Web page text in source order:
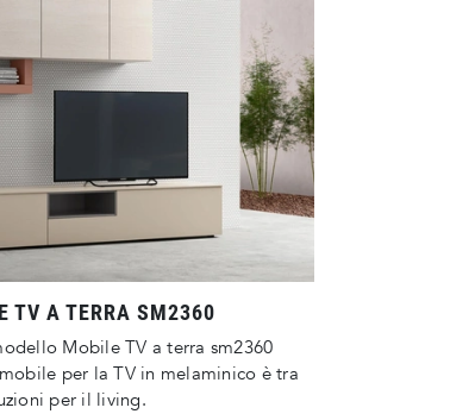
TV A TERRA SM2360
Mobile TV a terra sm2360
per la TV in melaminico è tra
per il living.